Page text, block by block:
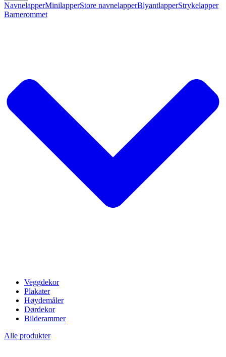
NavnelapperMinilapperStore navnelapperBlyantlapperStrykelapper
Barnerommet
Veggdekor
Plakater
Høydemåler
Dørdekor
Bilderammer
Alle produkter